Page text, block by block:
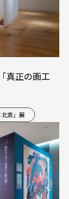
真正の画工
斎」展